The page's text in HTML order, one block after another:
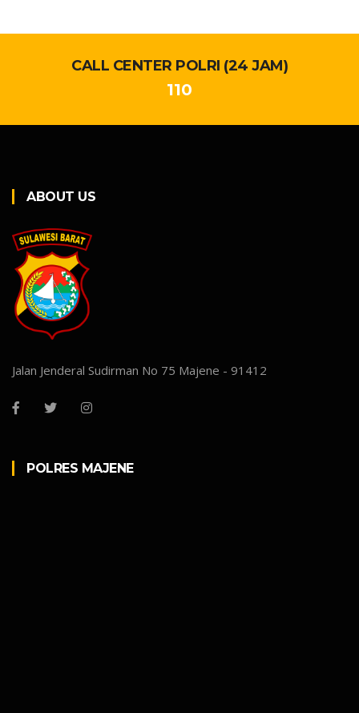
CALL CENTER POLRI (24 JAM)
110
ABOUT US
Jalan Jenderal Sudirman No 75 Majene - 91412
POLRES MAJENE